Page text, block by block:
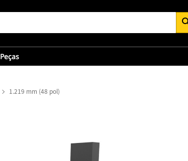
Peças
1.219 mm (48 pol)